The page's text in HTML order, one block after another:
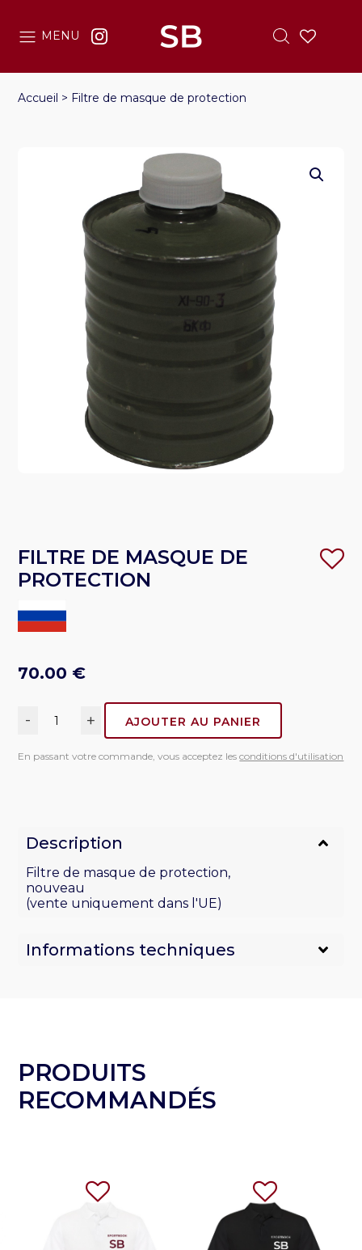
MENU
Accueil > Filtre de masque de protection
FILTRE DE MASQUE DE
PROTECTION
70.00 €
-
Filtre
+ AJOUTER AU PANIER
En passant votre commande, vous acceptez lesconditions d'utilisation
Description
Filtre de masque de protection,
nouveau
(vente uniquement dans l'UE)
Informations techniques
PRODUITS
RECOMMANDÉS